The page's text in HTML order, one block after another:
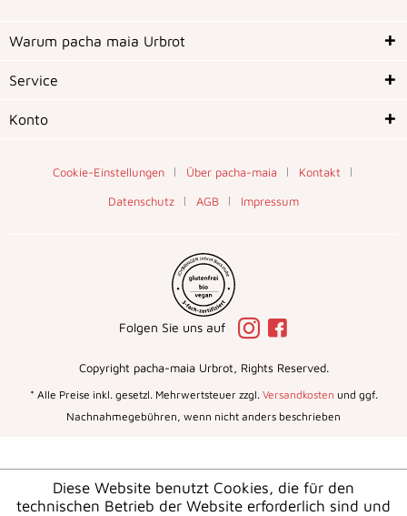
Warum pacha maia Urbrot
Service
Konto
* Alle Preise inkl. gesetzl. Mehrwertsteuer zzgl. Versandkosten und ggf.
Nachnahmegebühren, wenn nicht anders beschrieben
Cookie-Einstellungen Über pacha-maia
Kontakt
Datenschutz
AGB Impressum
Copyright pacha-maia Urbrot, Rights Reserved.
Folgen Sie uns auf
Diese Website benutzt Cookies, die für den
technischen Betrieb der Website erforderlich sind und